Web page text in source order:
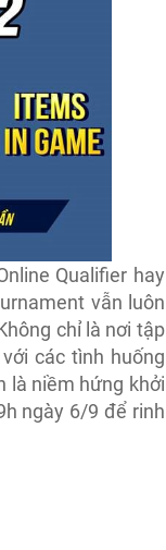
Qualifier hay
vẫn luôn
chỉ là nơi tập
các tình huống
là niềm hứng khởi
ngày 6/9 để rinh